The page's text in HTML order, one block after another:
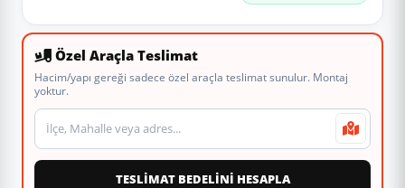
Özel Araçla Teslimat
Hacim/yapı gereği sadece özel araçla teslimat sunulur. Montaj
yoktur.
Teslimat veya montaj adresi
TESLİMAT BEDELİNİ HESAPLA